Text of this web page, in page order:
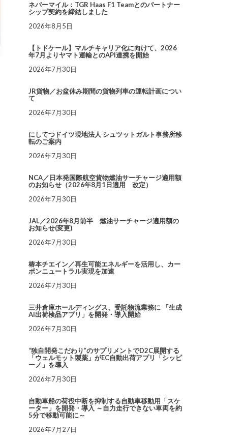
ネバーマイル：TGR Haas F1 Teamとのパートナー
シップ契約を締結しました
2026年8月5日
【トドケール】マルチキャリア化に向けて、2026
年7月よりヤマト運輸とのAPI連携を開始
2026年7月30日
JR貨物／お盆休み期間の貨物列車の運転計画につい
て
2026年7月30日
にしてつドイツ現地法人 シュツットガルト事務所移
転のご案内
2026年7月30日
NCA／日本発国際航空貨物燃油サーチャージ適用額
のお知らせ（2026年8月1日適用 改定）
2026年7月30日
JAL／2026年8月前半 燃油サーチャージ適用額の
お知らせ(変更)
2026年7月30日
椿本チエイン／再生可能エネルギーを活用し、カー
ボンニュートラル実現を加速
2026年7月30日
三井倉庫ホールディングス、受託物流業務に 「生成
AI出荷検品アプリ」を開発・導入開始
2026年7月30日
“独自開発こだわり”のサプリメントでD2C展開する
「ウェルモット製薬」がEC自動出荷アプリ「シッピ
ーノ」を導入
2026年7月30日
自動車船の荷役中断を抑制する自動車移動用「スケ
ーター」を開発・導入 ～自力走行できない車両を約
5分で移動可能に～
2026年7月27日